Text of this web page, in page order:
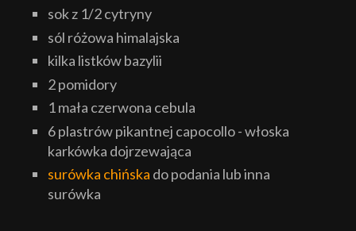
sok z 1/2 cytryny
sól różowa himalajska
kilka listków bazylii
2 pomidory
1 mała czerwona cebula
6 plastrów pikantnej capocollo - włoska
karkówka dojrzewająca
surówka chińska do podania lub inna
surówka